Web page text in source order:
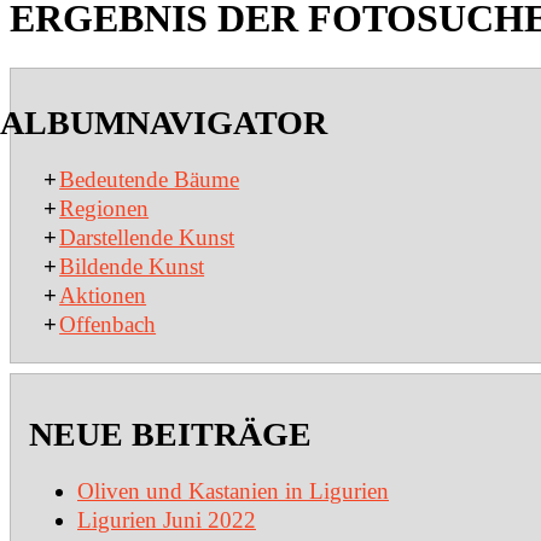
ERGEBNIS DER
27
ALBUMNAVIGATOR
+Bedeutende Bäume
+Regionen
+Darstellende Kunst
+Bildende Kunst
+Aktionen
+Offenbach
NEUE BEITRÄGE
Oliven und Kastanien in Ligurien
Ligurien Juni 2022